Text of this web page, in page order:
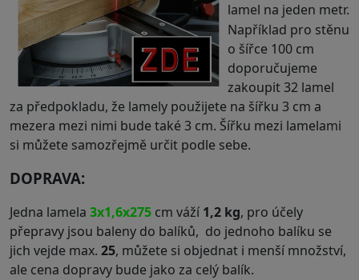
lamel na jeden metr.
Například pro stěnu
o šířce 100 cm
doporučujeme
zakoupit 32 lamel
za předpokladu, že lamely použijete na šířku 3 cm a
mezera mezi nimi bude také 3 cm. Šířku mezi lamelami
si můžete samozřejmě určit podle sebe.
DOPRAVA:
Jedna lamela 3x1,6x275 cm váží 1,2 kg, pro účely
přepravy jsou baleny do balíků, do jednoho balíku se
jich vejde max. 25, můžete si objednat i menší množství,
ale cena dopravy bude jako za celý balík.